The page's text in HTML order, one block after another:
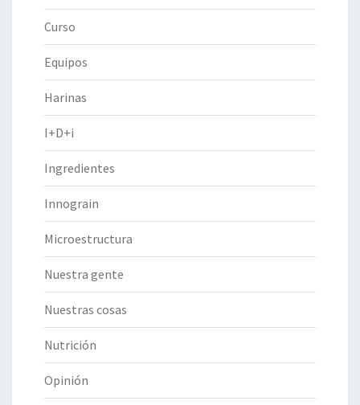
Curso
Equipos
Harinas
I+D+i
Ingredientes
Innograin
Microestructura
Nuestra gente
Nuestras cosas
Nutrición
Opinión